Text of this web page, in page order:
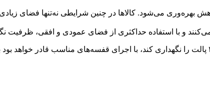
بهره‌وری می‌شود. کالاها در چنین شرایطی نه‌تنها فضای
و با استفاده حداکثری از فضای عمودی و افقی، ظرفیت